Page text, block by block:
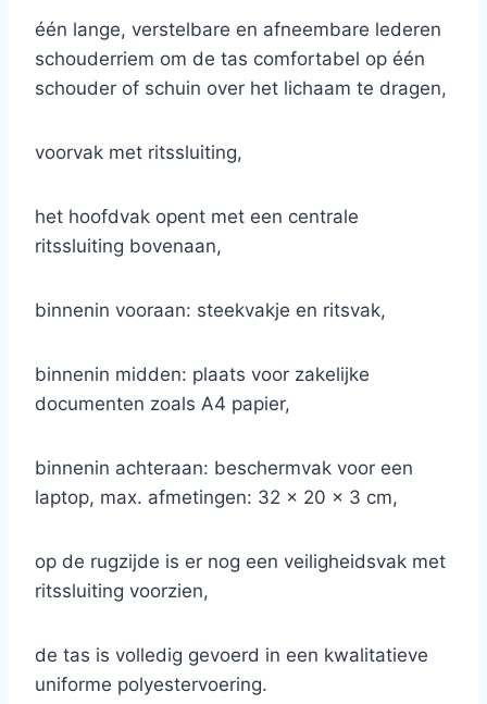
één lange, verstelbare en afneembare lederen
schouderriem om de tas comfortabel op één
schouder of schuin over het lichaam te dragen,
voorvak met ritssluiting,
het hoofdvak opent met een centrale
ritssluiting bovenaan,
binnenin vooraan: steekvakje en ritsvak,
binnenin midden: plaats voor zakelijke
documenten zoals A4 papier,
binnenin achteraan: beschermvak voor een
laptop, max. afmetingen: 32 x 20 x 3 cm,
op de rugzijde is er nog een veiligheidsvak met
ritssluiting voorzien,
de tas is volledig gevoerd in een kwalitatieve
uniforme polyestervoering.